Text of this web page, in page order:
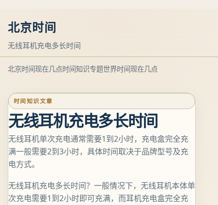
北京时间
无线耳机充电多长时间
北京时间现在几点时间知识专题世界时间现在几点
时间知识文章
无线耳机充电多长时间
无线耳机单次充电通常需要1到2小时，充电盒完全充
满一般需要2到3小时，具体时间取决于品牌型号及充
电方式。
无线耳机充电多长时间？一般情况下，无线耳机本体单
次充电需要1到2小时即可充满，而耳机充电盒完全充